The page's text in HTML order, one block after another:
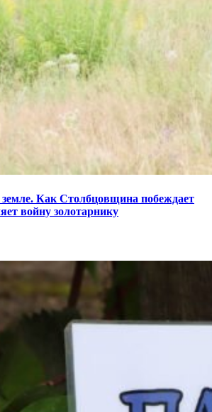
земле. Как Столбцовщина побеждает
войну золотарнику